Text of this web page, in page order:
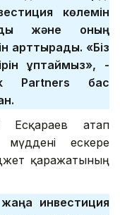
көлемін
және оның
арттырады. «Біз
құптаймыз», -
Partners бас
Есқараев атап
мүддені ескере
қаражатының
жаңа инвестиция